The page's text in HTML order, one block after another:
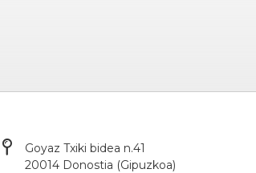
Goyaz Txiki bidea n.41
20014 Donostia (Gipuzkoa)